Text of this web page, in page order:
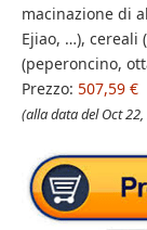
macinazione di
Ejiao, …),
(peperoncino,
Prezzo: 507,59 €
(alla data del Oct